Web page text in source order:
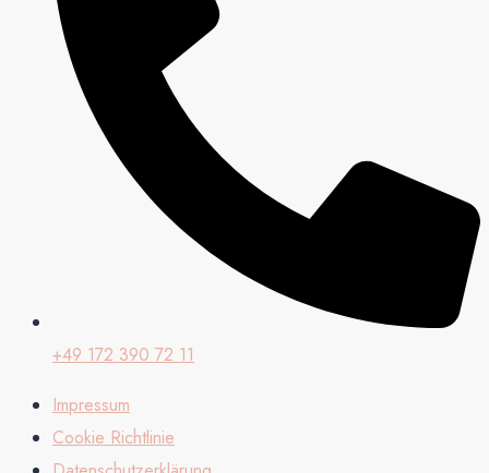
+49 172 390 72 11
Impressum
Cookie Richtlinie